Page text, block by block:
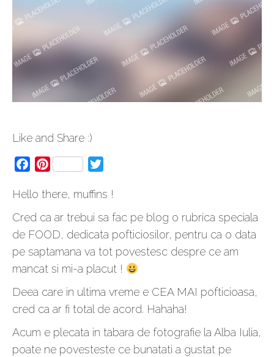
Like and Share :)
FacebookPinterest
Hello there, muffins !
Cred ca ar trebui sa fac pe blog o rubrica speciala
de FOOD, dedicata pofticiosilor, pentru ca o data
pe saptamana va tot povestesc despre ce am
mancat si mi-a placut !
Deea care in ultima vreme e CEA MAI pofticioasa,
cred ca ar fi total de acord. Hahaha!
Acum e plecata in tabara de fotografie la Alba Iulia,
poate ne povesteste ce bunatati a gustat pe